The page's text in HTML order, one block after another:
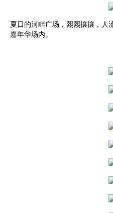
夏日的河畔广场，熙熙攘攘，人
嘉年华场内。